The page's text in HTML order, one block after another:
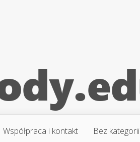
Współpraca i kontakt Bez kategorii